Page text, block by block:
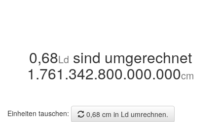
0,68Ld sind umgerechnet
1.761.342.800.000.000cm
Einheiten tauschen:
0,68 cm in Ld umrechnen.